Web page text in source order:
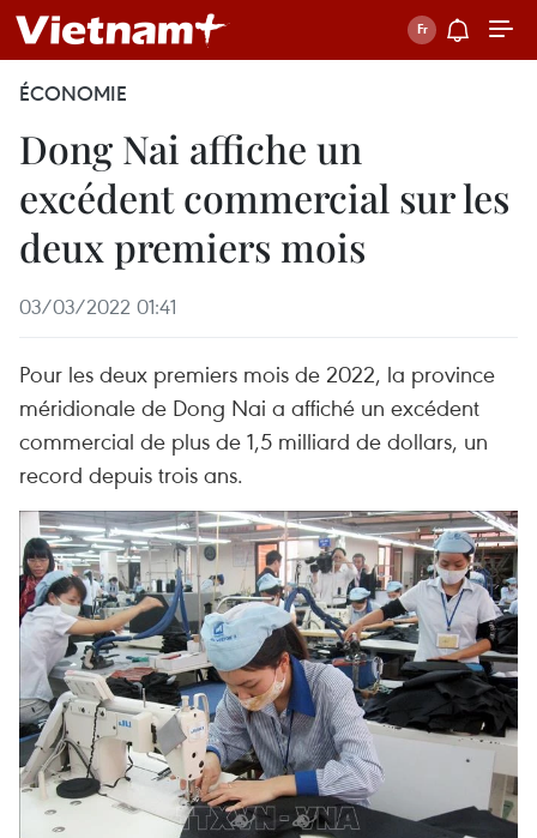
ÉCONOMIE
Dong Nai affiche un
excédent commercial sur les
deux premiers mois
03/03/2022 01:41
Pour les deux premiers mois de 2022, la province
méridionale de Dong Nai a affiché un excédent
commercial de plus de 1,5 milliard de dollars, un
record depuis trois ans.